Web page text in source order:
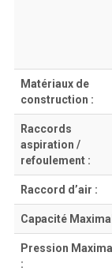
Matériaux de
construction :
Raccords
aspiration /
refoulement :
Raccord d’air :
Capacité
Pression
: